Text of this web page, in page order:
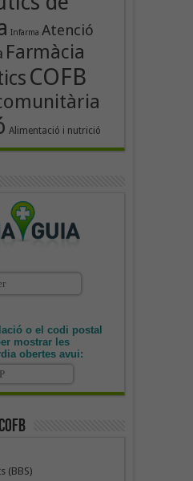
Infarma Atenció
Farmàcia
COFB
Alimentació i nutrició
o el codi postal
mostrar les
obertes avui:
(BBS)